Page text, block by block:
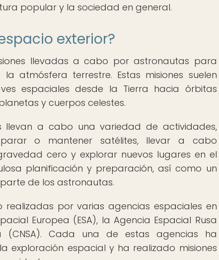
popular y la sociedad en general.
exterior?
llevadas a cabo por astronautas para
atmósfera terrestre. Estas misiones suelen
espaciales desde la Tierra hacia órbitas
y cuerpos celestes.
llevan a cabo una variedad de actividades,
o mantener satélites, llevar a cabo
cero y explorar nuevos lugares en el
planificación y preparación, así como un
de los astronautas.
realizadas por varias agencias espaciales en
Europea (ESA), la Agencia Espacial Rusa
(CNSA). Cada una de estas agencias ha
exploración espacial y ha realizado misiones